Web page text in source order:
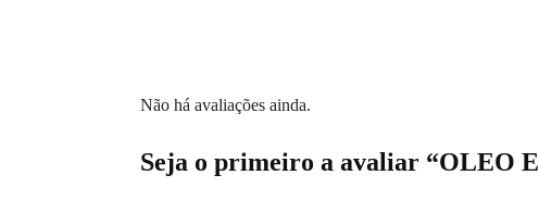
Não há avaliações ainda.
Seja o primeiro a avaliar “OLEO